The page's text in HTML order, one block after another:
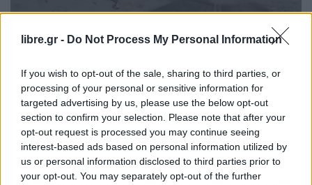
libre.gr - Do Not Process My Personal Information
If you wish to opt-out of the sale, sharing to third parties, or
processing of your personal or sensitive information for
targeted advertising by us, please use the below opt-out
section to confirm your selection. Please note that after your
opt-out request is processed you may continue seeing
interest-based ads based on personal information utilized by
us or personal information disclosed to third parties prior to
your opt-out. You may separately opt-out of the further